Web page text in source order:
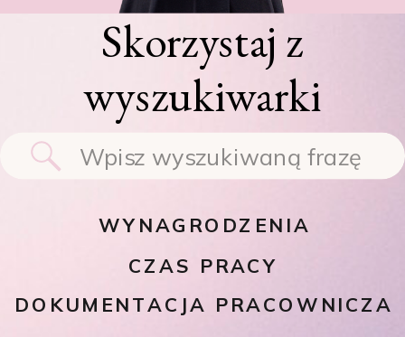
Skorzystaj z
wyszukiwarki
Search
for:
CZAS PRACY
DOKUMENTACJA PRACOWNICZA
WYNAGRODZENIA